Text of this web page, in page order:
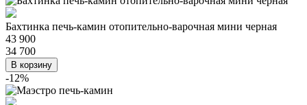
Бахтинка печь-камин отопительно-варочная мини черная
43 900
34 700
В корзину
-12%